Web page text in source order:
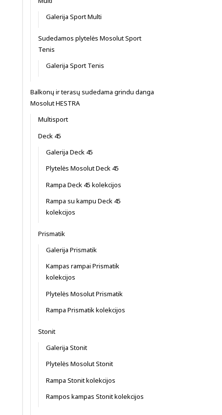
Galerija Sport Multi
Sudedamos plytelės Mosolut Sport
Tenis
Galerija Sport Tenis
Balkonų ir terasų sudedama grindu danga
Mosolut HESTRA
Multisport
Deck 45
Galerija Deck 45
Plytelės Mosolut Deck 45
Rampa Deck 45 kolekcijos
Rampa su kampu Deck 45
kolekcijos
Prismatik
Galerija Prismatik
Kampas rampai Prismatik
kolekcijos
Plytelės Mosolut Prismatik
Rampa Prismatik kolekcijos
Stonit
Galerija Stonit
Plytelės Mosolut Stonit
Rampa Stonit kolekcijos
Rampos kampas Stonit kolekcijos